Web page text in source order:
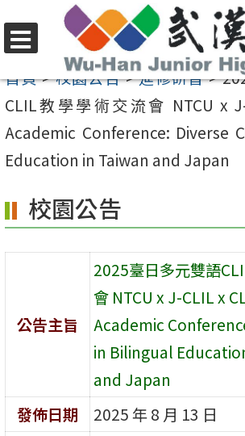
至
要
內
容
選
單
首頁>校園公告>進修研習>
CLIL教學學術交流會 NTCU x
Academic Conference: Diverse
Education in Taiwan and Japan
校園公告
公告主旨
2025臺日多元雙語
會 NTCU x J-CLIL x
Academic
in Bilingual
and Japan
發佈日期
2025 年 8 月 13 日